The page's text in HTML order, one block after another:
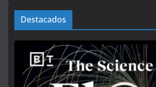
Destacados